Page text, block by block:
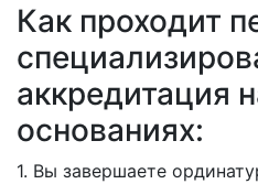
Как проходит
аккредитация
основаниях:
1. Вы завершаете